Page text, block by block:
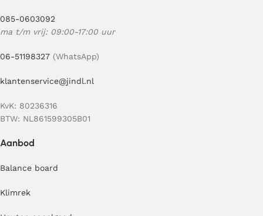
085-0603092
ma t/m vrij: 09:00-17:00 uur
06-51198327 (WhatsApp)
klantenservice@jindl.nl
KvK: 80236316
BTW: NL861599305B01
Aanbod
Balance board
Klimrek